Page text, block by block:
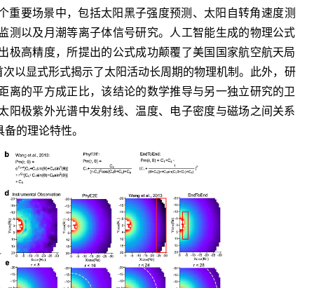
重要场景中，包括太阳黑子强度预测、太阳自转角速度测
测以及月潮等离子体信号研究。人工智能生成的物理公式
极高精度，所提出的公式成功颠覆了美国国家航空航天局
以显式形式揭示了太阳活动长周期的物理机制。此外，研
离的平方成正比，该结论的数学推导与另一独立研究的卫
阳极紫外光谱中发射线、温度、电子密度与磁场之间关系
的理论特性。